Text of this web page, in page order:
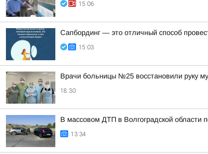
15:06
Сапбординг — это отличный способ
15:03
Врачи больницы №25 восстановили руку
18:30
В массовом ДТП в Волгоградской области
13:34